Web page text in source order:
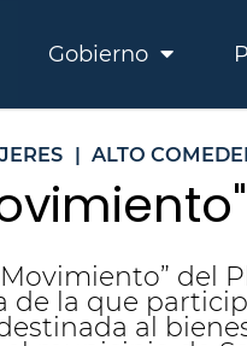
Gobierno
| ALTO
del
la que
al